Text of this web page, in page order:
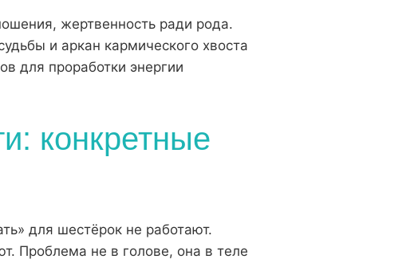
жертвенность ради рода.
и аркан кармического хвоста
для проработки энергии
конкретные
для шестёрок не работают.
Проблема не в голове, она в теле